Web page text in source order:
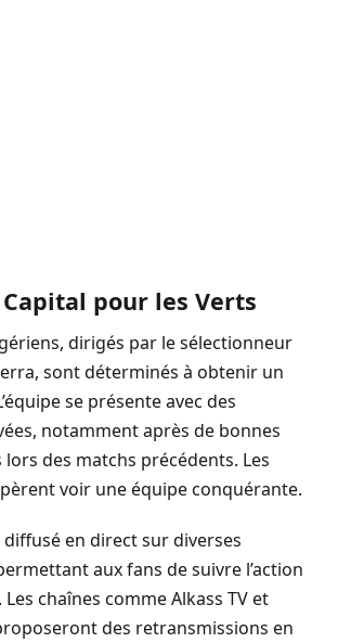
pour les Verts
dirigés par le sélectionneur
sont déterminés à obtenir un
se présente avec des
notamment après de bonnes
des matchs précédents. Les
voir une équipe conquérante.
diffusé en direct sur diverses
aux fans de suivre l’action
chaînes comme Alkass TV et
des retransmissions en